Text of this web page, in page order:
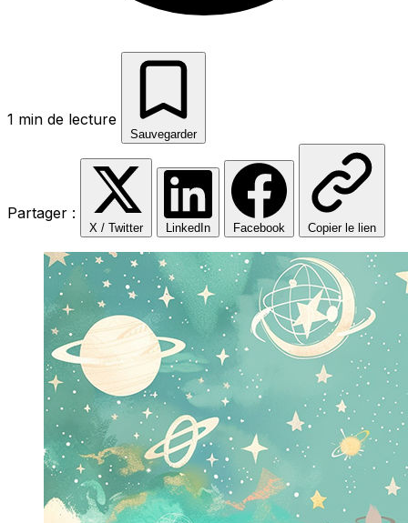
1 min de lecture
Sauvegarder
Partager :
X / Twitter LinkedIn Facebook Copier le lien